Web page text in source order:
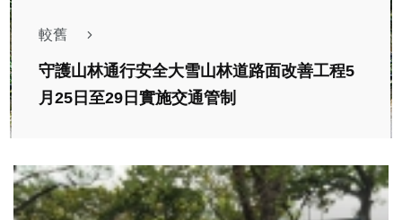
較舊
守護山林通行安全大雪山林道路面改善工程5
月25日至29日實施交通管制